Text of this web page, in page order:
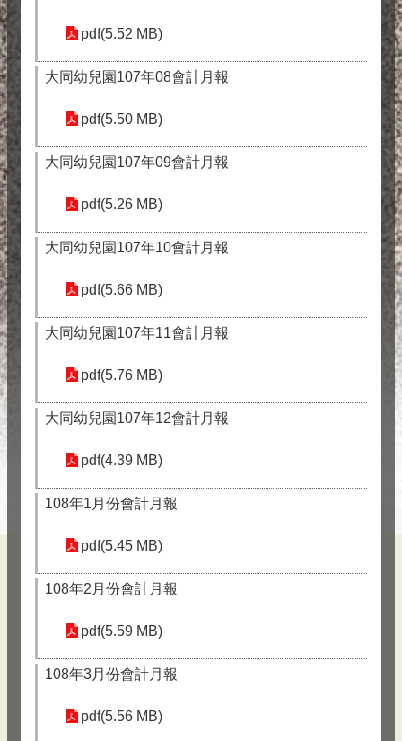
pdf(5.52 MB)
大同幼兒園107年08會計月報
pdf(5.50 MB)
大同幼兒園107年09會計月報
pdf(5.26 MB)
大同幼兒園107年10會計月報
pdf(5.66 MB)
大同幼兒園107年11會計月報
pdf(5.76 MB)
大同幼兒園107年12會計月報
pdf(4.39 MB)
108年1月份會計月報
pdf(5.45 MB)
108年2月份會計月報
pdf(5.59 MB)
108年3月份會計月報
pdf(5.56 MB)